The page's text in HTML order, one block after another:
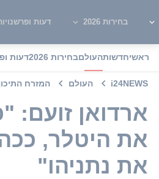
בחירות 2026 דעות
ראשיחדשותהעולםבחירות 2026 דעות
i24NEWS העולם המזרח
ארדואן זועם:
את היטלר,
את נתניהו"